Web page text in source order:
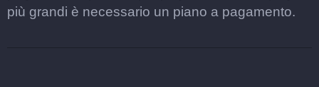
più grandi è necessario un piano a pagamento.